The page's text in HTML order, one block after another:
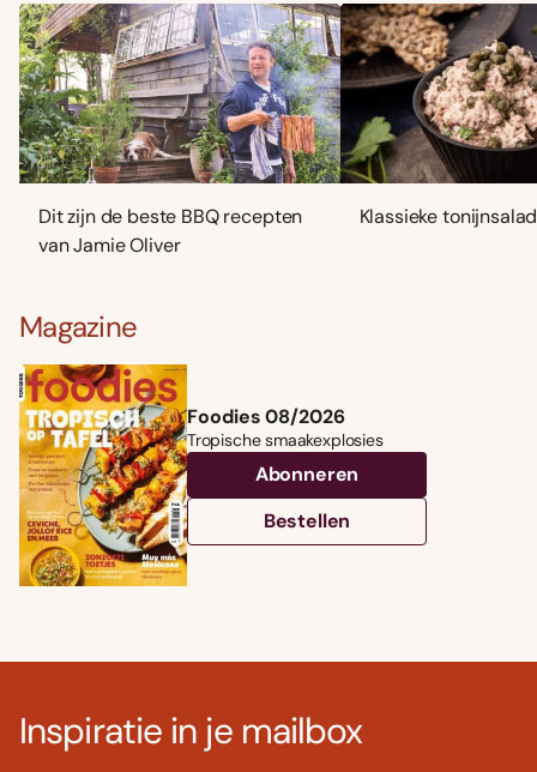
Dit zijn de beste BBQ recepten
van Jamie Oliver
Klassieke
Magazine
Foodies 08/2026
Tropische smaakexplosies
Abonneren
Bestellen
Inspiratie in je mailbox